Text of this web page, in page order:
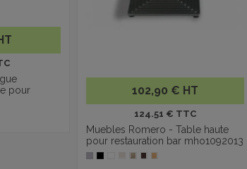
pour
102,90 € HT
124.51 € TTC
Muebles Romero - Table haute
pour restauration bar mho1092013